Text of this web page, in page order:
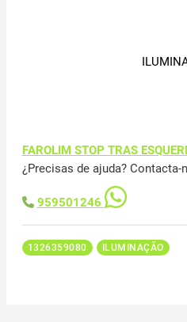
FAROLIM STOP TRAS
¿Precisas de ajuda?
959501246
1326359080 ILUMINAÇÃO